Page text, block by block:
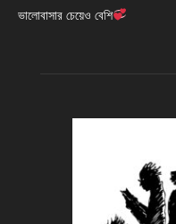
ভালোবাসার চেয়েও বেশি